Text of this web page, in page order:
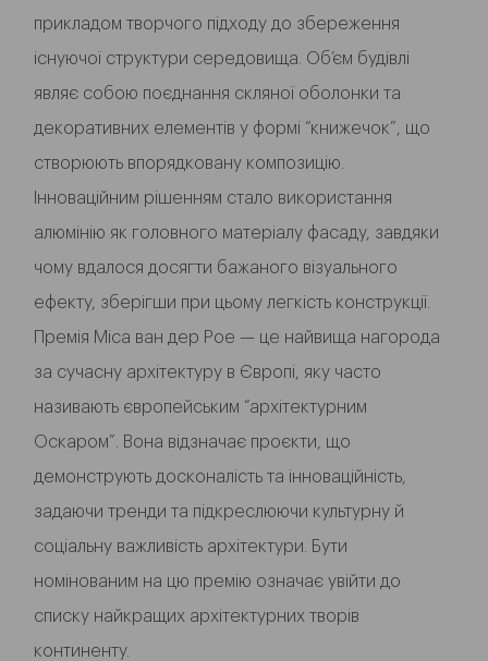
прикладом творчого підходу до збереження
існуючої структури середовища. Об’єм будівлі
являє собою поєднання скляної оболонки та
декоративних елементів у формі “книжечок”, що
створюють впорядковану композицію.
Інноваційним рішенням стало використання
алюмінію як головного матеріалу фасаду, завдяки
чому вдалося досягти бажаного візуального
ефекту, зберігши при цьому легкість конструкції.
Премія Міса ван дер Рое — це найвища нагорода
за сучасну архітектуру в Європі, яку часто
називають європейським “архітектурним
Оскаром”. Вона відзначає проєкти, що
демонструють досконалість та інноваційність,
задаючи тренди та підкреслюючи культурну й
соціальну важливість архітектури. Бути
номінованим на цю премію означає увійти до
списку найкращих архітектурних творів
континенту.